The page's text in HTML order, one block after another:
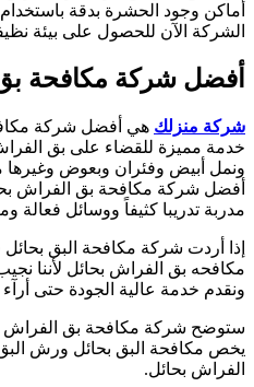
وجود الحشرة بدقة
الآن للحصول على بيئة
شركة مكافحة بق
منزلكهي أفضل شركة
مميزة للقضاء على بق
أبيض وفئران وبعوض وغيرها
شركة مكافحة بق الفراش
تدريبا كثيفاً ووسائل فعالة
أردت شركة مكافحة البق
بق الفراش بحائل لأننا
خدمة عالية الجودة حتى أرآء
شركة مكافحة بق الفراش
مكافحة البق بحائل ورش
بحائل.